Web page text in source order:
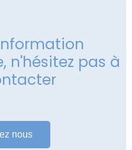
n'hésitez pas à
nous